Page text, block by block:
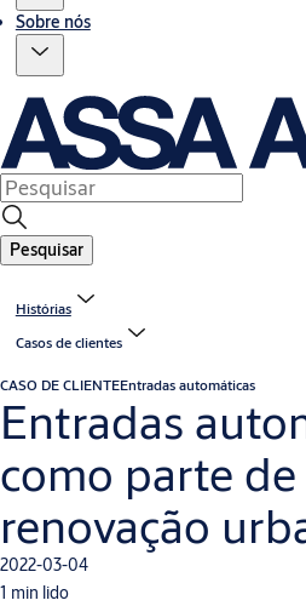
Sobre nós
Pesquisar
Histórias
Casos de clientes
CASO DE CLIENTEEntradas automáticas
Entradas
como parte
renovação
2022-03-04
1 min lido